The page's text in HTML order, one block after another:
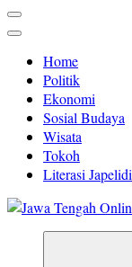
Home
Politik
Ekonomi
Sosial Budaya
Wisata
Tokoh
Literasi Japelidi